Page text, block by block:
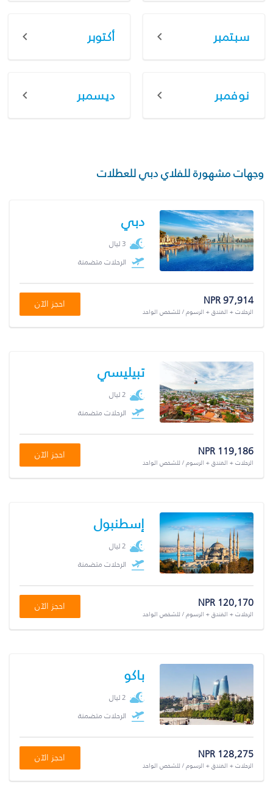
سبتمبر أكتوبر
نوفمبر ديسمبر
وجهات مشهورة للفلاي دبي للعطلات
دبي
3 ليال
الرحلات متضمنة
NPR 97,914
الرحلات + الفندق + الرسوم / للشخص الواحد
احجز الآن
تبيليسي
2 ليال
الرحلات متضمنة
NPR 119,186
الرحلات + الفندق + الرسوم / للشخص الواحد
احجز الآن
إسطنبول
2 ليال
الرحلات متضمنة
NPR 120,170
الرحلات + الفندق + الرسوم / للشخص الواحد
احجز الآن
باكو
2 ليال
الرحلات متضمنة
NPR 128,275
الرحلات + الفندق + الرسوم / للشخص الواحد
احجز الآن